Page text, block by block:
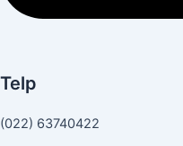
Telp
(022) 63740422